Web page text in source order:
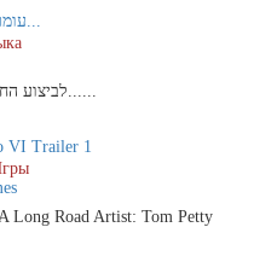
VI Trailer 1
Long Road Artist: Tom Petty